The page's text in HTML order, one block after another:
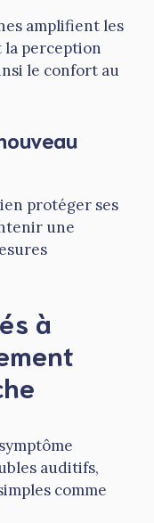
amplifient les
perception
le confort au
protéger ses
une
à
auditifs,
comme